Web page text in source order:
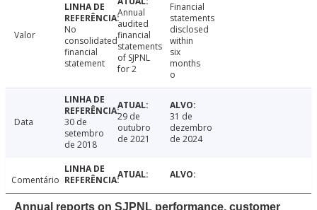
Valor
No
consolidated
financial
statement
Annual
audited
financial
statements
of SJPNL
for 2
Financial
statements
disclosed
within
six
months
o
Data
30 de
setembro
de 2018
29 de
outubro
de 2021
31 de
dezembro
de 2024
Comentário
Annual reports on SJPNL performance, customer